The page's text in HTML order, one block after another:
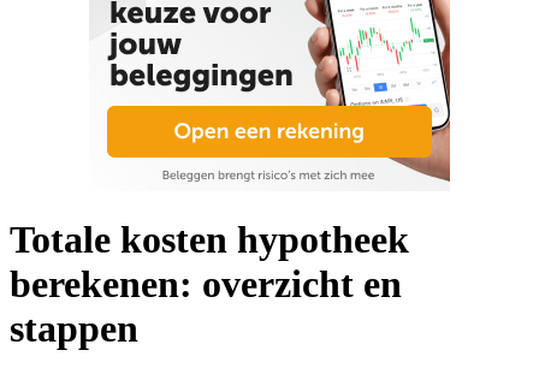
Totale kosten hypotheek
berekenen: overzicht en
stappen